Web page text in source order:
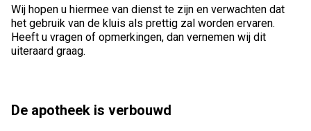
Wij hopen u hiermee van dienst te zijn en verwachten dat
het gebruik van de kluis als prettig zal worden ervaren.
Heeft u vragen of opmerkingen, dan vernemen wij dit
uiteraard graag.
De apotheek is verbouwd